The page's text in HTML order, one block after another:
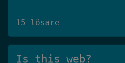
15 lösare
Is this web?